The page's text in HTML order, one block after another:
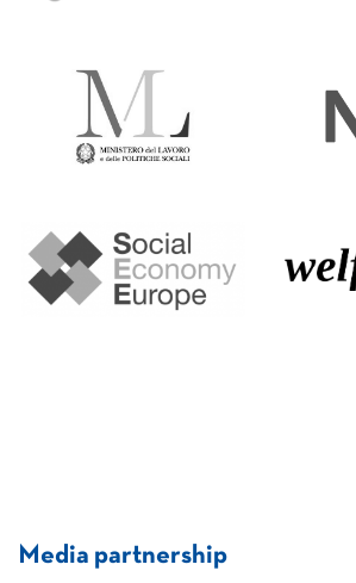
Media partnership